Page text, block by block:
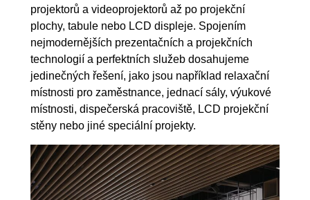
projektorů a videoprojektorů až po projekční
plochy, tabule nebo LCD displeje. Spojením
nejmodernějších prezentačních a projekčních
technologií a perfektních služeb dosahujeme
jedinečných řešení, jako jsou například relaxační
místnosti pro zaměstnance, jednací sály, výukové
místnosti, dispečerská pracoviště, LCD projekční
stěny nebo jiné speciální projekty.